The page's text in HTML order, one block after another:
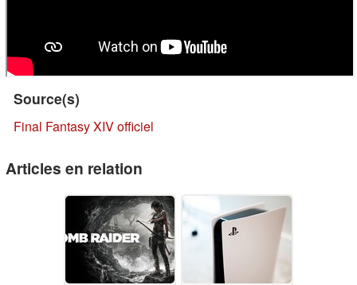
Source(s)
Final Fantasy XIV officiel
Articles en relation